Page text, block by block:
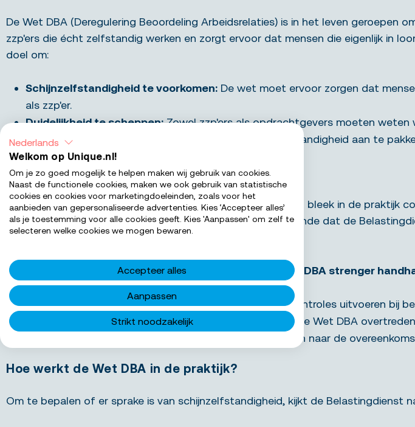
De Wet DBA (Deregulering Beoordeling Arbeidsrelaties) is in het leven geroepen
zzp'ers die écht zelfstandig werken en zorgt ervoor dat mensen die eigenlijk in
doel om:
Schijnzelfstandigheid te voorkomen: De wet moet ervoor zorgen dat
als zzp'er.
Duidelijkheid te scheppen:Zowel zzp'ers als opdrachtgevers moeten weten
Eerlijke concurrentie te bevorderen:
Door schijnzelfstandigheid aan te
Nieuwe regels vanaf 2025
De Wet DBA bestaat al een tijdje, maar de toepassing ervan bleek in de praktijk
te wennen, gold er een handhavingsmoratorium. Dit betekende dat de
opgeheven!
Vanaf per 1 januari 2025 gaat de Belastingdienst de Wet DBA strenger
Strengere controles:De Belastingdienst gaat meer controles uitvoeren bij
Zowel zzp'ers als opdrachtgevers die de Wet DBA
: De Belastingdienst kijkt niet alleen naar de
Hoe werkt de Wet DBA in de praktijk?
Om te bepalen of er sprake is van schijnzelfstandigheid, kijkt de Belastingdienst
Nederlands
Welkom op Unique.nl!
Om je zo goed mogelijk te helpen maken wij gebruik van cookies.
Naast de functionele cookies, maken we ook gebruik van statistische
cookies en cookies voor marketingdoeleinden, zoals voor het
aanbieden van gepersonaliseerde advertenties. Kies ‘Accepteer alles’
als je toestemming voor alle cookies geeft. Kies 'Aanpassen' om zelf te
selecteren welke cookies we mogen bewaren.
Accepteer alles
Aanpassen
Strikt noodzakelijk